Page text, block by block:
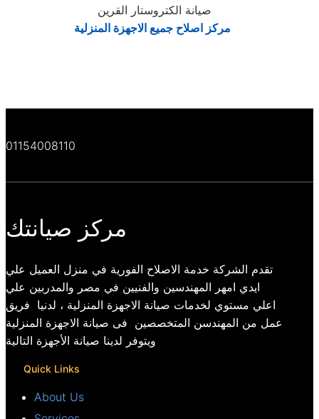
صيانة الكتروستار القرين
مركز اصلاح جميع الاجهزة المنزلية
01154008110
مركز صيانتك
تقدم الشركة خدمة الاصلاح الفورية في منزل العميل علي
ايدي امهر المهندسين والفنيين في مصر والمدربين علي
اعلي مستوي لخدمات صيانة الاجهزة المنزلية ، لدنيا فريق
عمل من المهندسن المتخصصين فى صيانة الاجهزة المنزلية
ويتوفر لدينا صيانة الأجهزة التالية
Quick Links
About Us